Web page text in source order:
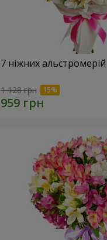
7 ніжних альстромерій
1 128 грн